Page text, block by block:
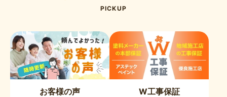
PICKUP
お客様の声 W工事保証